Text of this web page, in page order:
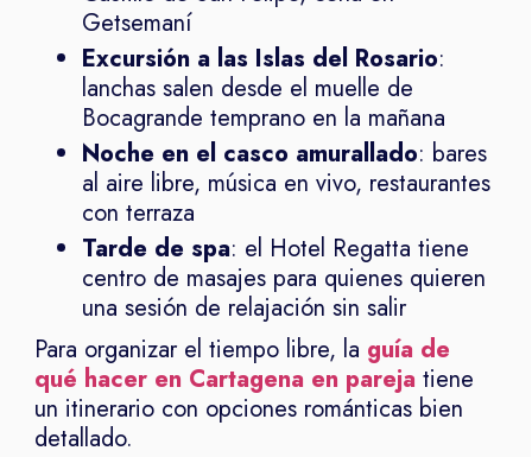
Getsemaní
Excursión a las Islas del Rosario:
lanchas salen desde el muelle de
Bocagrande temprano en la mañana
Noche en el casco amurallado: bares
al aire libre, música en vivo, restaurantes
con terraza
Tarde de spa: el Hotel Regatta tiene
centro de masajes para quienes quieren
una sesión de relajación sin salir
Para organizar el tiempo libre, la guía de
qué hacer en Cartagena en pareja tiene
un itinerario con opciones románticas bien
detallado.